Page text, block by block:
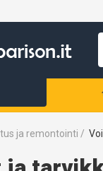
ja remontointi /